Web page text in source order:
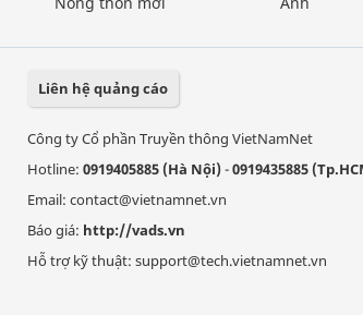
Liên hệ quảng cáo
Công ty Cổ phần Truyền thông VietNamNet
Hotline: 0919405885 (Hà Nội)-0919435885
Email: contact@vietnamnet.vn
Báo giá: http://vads.vn
Hỗ trợ kỹ thuật: support@tech.vietnamnet.vn